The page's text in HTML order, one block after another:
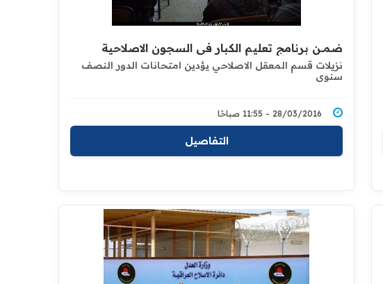
ضمـــن برنامج تعليم الكبار في السجون الاصلاحية
نزيلات قسم المعقل الاصلاحي يؤدين امتحانات الدور النصف
سنوي
28/03/2016 - 11:55 صباحًا
التفاصيل